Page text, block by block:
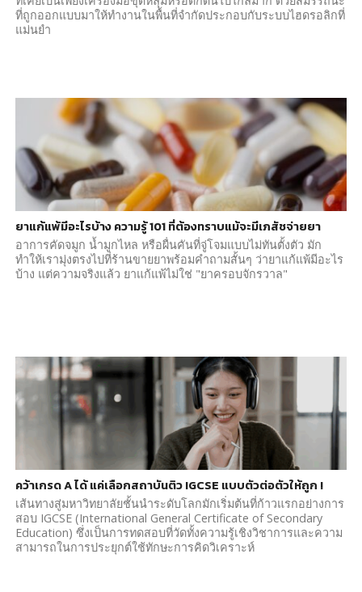
ที่ถูกออกแบบมาให้ทำงานในพื้นที่จำกัดประกอบกับระบบไฮดรอลิกที่
แม่นยำ
ยาแก้แพ้มีอะไรบ้าง ความรู้ 101 ที่ต้องทราบแม้จะมีเภสัชจ่ายยา
อาการคัดจมูก น้ำมูกไหล หรือผื่นคันที่จู่โจมแบบไม่ทันตั้งตัว มัก
ทำให้เรามุ่งตรงไปที่ร้านขายยาพร้อมคำถามสั้นๆ ว่ายาแก้แพ้มีอะไร
บ้าง แต่ความจริงแล้ว ยาแก้แพ้ไม่ใช่ "ยาครอบจักรวาล"
คว้าเกรด A ได้ แค่เลือกสถาบันติว IGCSE แบบตัวต่อตัวให้ถูก !
เส้นทางสู่มหาวิทยาลัยชั้นนำระดับโลกมักเริ่มต้นที่ก้าวแรกอย่างการ
สอบ IGCSE (International General Certificate of Secondary
Education) ซึ่งเป็นการทดสอบที่วัดทั้งความรู้เชิงวิชาการและความ
สามารถในการประยุกต์ใช้ทักษะการคิดวิเคราะห์